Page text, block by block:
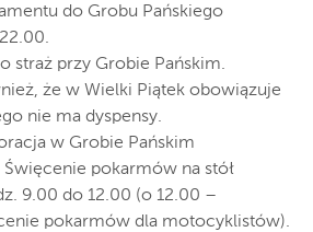
do Grobu Pańskiego
straż przy Grobie Pańskim.
że w Wielki Piątek obowiązuje
nie ma dyspensy.
w Grobie Pańskim
pokarmów na stół
9.00 do 12.00 (o 12.00 –
pokarmów dla motocyklistów).